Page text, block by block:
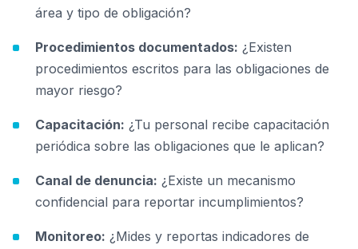
área y tipo de obligación?
Procedimientos documentados: ¿Existen
procedimientos escritos para las obligaciones de
mayor riesgo?
Capacitación: ¿Tu personal recibe capacitación
periódica sobre las obligaciones que le aplican?
Canal de denuncia: ¿Existe un mecanismo
confidencial para reportar incumplimientos?
Monitoreo: ¿Mides y reportas indicadores de